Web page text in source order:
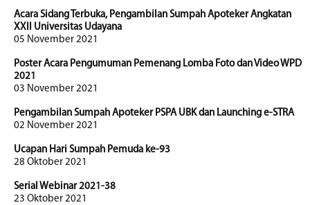
Acara Sidang Terbuka, Pengambilan Sumpah Apoteker Angkatan
XXII Universitas Udayana
05 November 2021
Poster Acara Pengumuman Pemenang Lomba Foto dan Video WPD
2021
03 November 2021
Pengambilan Sumpah Apoteker PSPA UBK dan Launching e-STRA
02 November 2021
Ucapan Hari Sumpah Pemuda ke-93
28 Oktober 2021
Serial Webinar 2021-38
23 Oktober 2021